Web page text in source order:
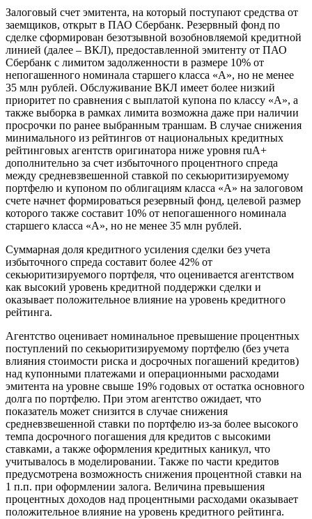
Залоговый счет эмитента, на который поступают средства от
заемщиков, открыт в ПАО Сбербанк. Резервный фонд по
сделке сформирован безотзывной возобновляемой кредитной
линией (далее – ВКЛ), предоставленной эмитенту от ПАО
Сбербанк с лимитом задолженности в размере 10% от
непогашенного номинала старшего класса «А», но не менее
35 млн рублей. Обслуживание ВКЛ имеет более низкий
приоритет по сравнения с выплатой купона по классу «А», а
также выборка в рамках лимита возможна даже при наличии
просрочки по ранее выбранным траншам. В случае снижения
минимального из рейтингов от национальных кредитных
рейтинговых агентств оригинатора ниже уровня ruA+
дополнительно за счет избыточного процентного спреда
между средневзвешенной ставкой по секьюритизируемому
портфелю и купоном по облигациям класса «А» на залоговом
счете начнет формироваться резервный фонд, целевой размер
которого также составит 10% от непогашенного номинала
старшего класса «А», но не менее 35 млн рублей.
Суммарная доля кредитного усиления сделки без учета
избыточного спреда составит более 42% от
секьюритизируемого портфеля, что оценивается агентством
как высокий уровень кредитной поддержки сделки и
оказывает положительное влияние на уровень кредитного
рейтинга.
Агентство оценивает номинальное превышение процентных
поступлений по секьюритизируемому портфелю (без учета
влияния стоимости риска и досрочных погашений кредитов)
над купонными платежами и операционными расходами
эмитента на уровне свыше 19% годовых от остатка основного
долга по портфелю. При этом агентство ожидает, что
показатель может снизится в случае снижения
средневзвешенной ставки по портфелю из-за более высокого
темпа досрочного погашения для кредитов с высокими
ставками, а также оформления кредитных каникул, что
учитывалось в моделировании. Также по части кредитов
предусмотрена возможность снижения процентной ставки на
1 п.п. при оформлении залога. Величина превышения
процентных доходов над процентными расходами оказывает
положительное влияние на уровень кредитного рейтинга.